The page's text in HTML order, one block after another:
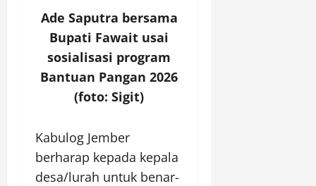
Ade Saputra bersama
Bupati Fawait usai
sosialisasi program
Bantuan Pangan 2026
(foto: Sigit)
Kabulog Jember
berharap kepada kepala
desa/lurah untuk benar-